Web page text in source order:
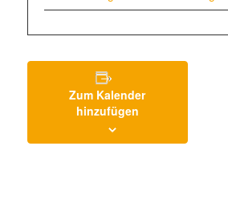
Zum Kalender
hinzufügen